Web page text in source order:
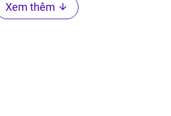
Xem thêm